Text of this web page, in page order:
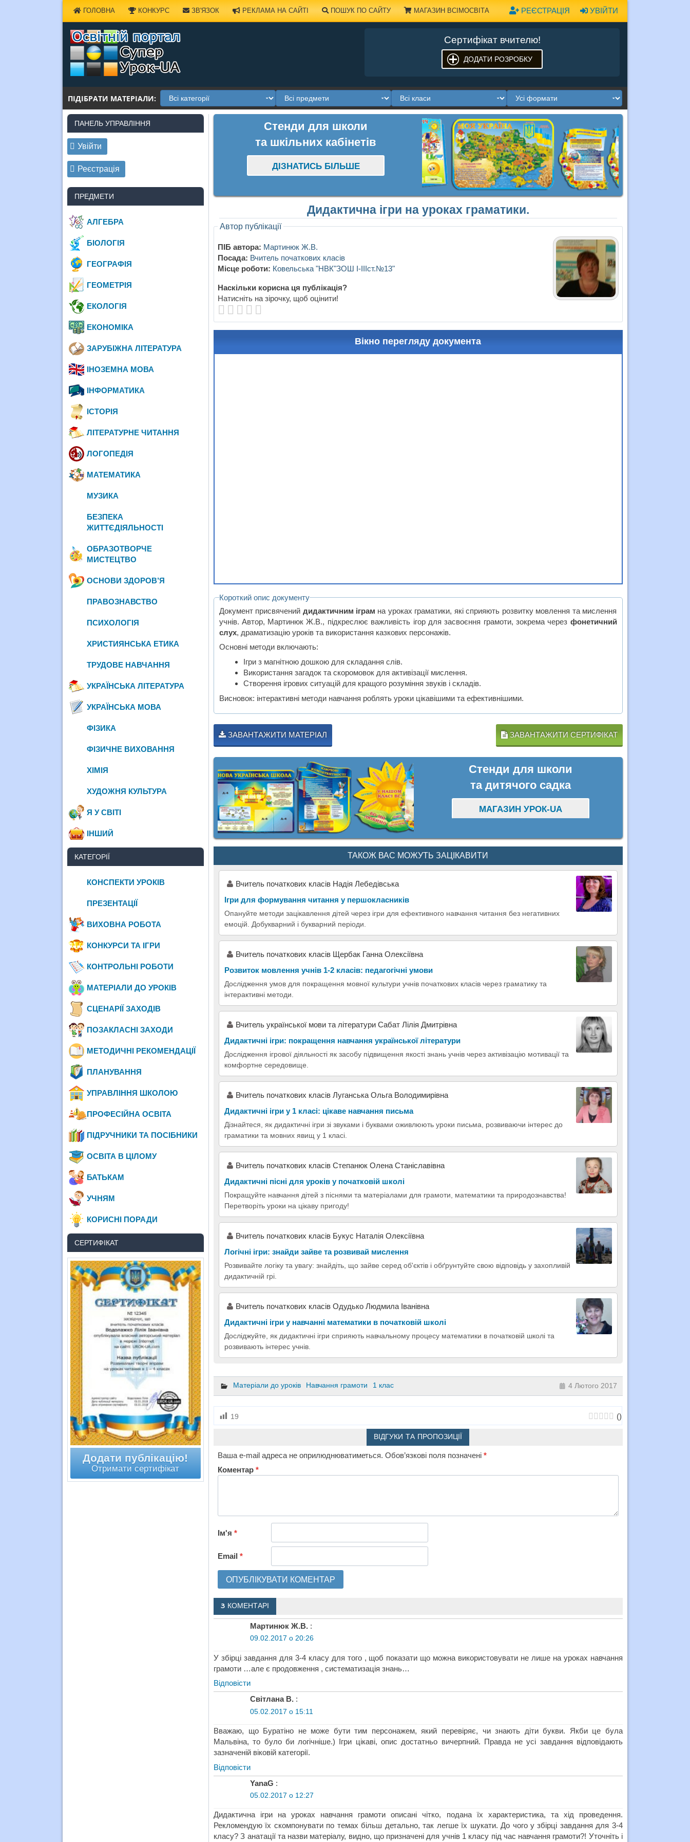
УВІЙТИ
РЕЄСТРАЦІЯ
ГОЛОВНА КОНКУРС ЗВ'ЯЗОК РЕКЛАМА НА САЙТІ ПОШУК ПО САЙТУ МАГАЗИН ВСІМОСВІТА
Сертифікат вчителю!
ДОДАТИ РОЗРОБКУ
ПІДІБРАТИ МАТЕРІАЛИ:
Стенди для школи
та шкільних кабінетів
ДІЗНАТИСЬ БІЛЬШЕ
Дидактична ігри на уроках граматики.
Автор публікації
ПІБ автора: Мартинюк Ж.В.
Посада: Вчитель початкових класів
Місце роботи: Ковельська "НВК"ЗОШ І-ІІІст.№13"
Наскільки корисна ця публікація?
Натисніть на зірочку, щоб оцінити!
Вікно перегляду документа
Короткий опис документу
Документ присвячений дидактичним іграм на уроках граматики, які сприяють розвитку мовлення та мислення
учнів. Автор, Мартинюк Ж.В., підкреслює важливість ігор для засвоєння грамоти, зокрема через фонетичний
слух, драматизацію уроків та використання казкових персонажів.
Основні методи включають:
Ігри з магнітною дошкою для складання слів.
Використання загадок та скоромовок для активізації мислення.
Створення ігрових ситуацій для кращого розуміння звуків і складів.
Висновок: інтерактивні методи навчання роблять уроки цікавішими та ефективнішими.
ЗАВАНТАЖИТИ МАТЕРІАЛ ЗАВАНТАЖИТИ СЕРТИФІКАТ
Стенди для школи
та дитячого садка
МАГАЗИН УРОК-UA
ТАКОЖ ВАС МОЖУТЬ ЗАЦІКАВИТИ
Вчитель початкових класів Надія Лебедівська
Ігри для формування читання у першокласників
Опануйте методи зацікавлення дітей через ігри для ефективного навчання читання без негативних
емоцій. Добукварний і букварний періоди.
Вчитель початкових класів Щербак Ганна Олексіївна
Розвиток мовлення учнів 1-2 класів: педагогічні умови
Дослідження умов для покращення мовної культури учнів початкових класів через граматику та
інтерактивні методи.
Вчитель української мови та літератури Сабат Лілія Дмитрівна
Дидактичні ігри: покращення навчання української літератури
Дослідження ігрової діяльності як засобу підвищення якості знань учнів через активізацію мотивації та
комфортне середовище.
Вчитель початкових класів Луганська Ольга Володимирівна
Дидактичні ігри у 1 класі: цікаве навчання письма
Дізнайтеся, як дидактичні ігри зі звуками і буквами оживлюють уроки письма, розвиваючи інтерес до
граматики та мовних явищ у 1 класі.
Вчитель початкових класів Степанюк Олена Станіславівна
Дидактичні пісні для уроків у початковій школі
Покращуйте навчання дітей з піснями та матеріалами для грамоти, математики та природознавства!
Перетворіть уроки на цікаву пригоду!
Вчитель початкових класів Букус Наталія Олексіївна
Логічні ігри: знайди зайве та розвивай мислення
Розвивайте логіку та увагу: знайдіть, що зайве серед об'єктів і обґрунтуйте свою відповідь у захопливій
дидактичній грі.
Вчитель початкових класів Одудько Людмила Іванівна
Дидактичні ігри у навчанні математики в початковій школі
Досліджуйте, як дидактичні ігри сприяють навчальному процесу математики в початковій школі та
розвивають інтерес учнів.
Матеріали до уроків Навчання грамоти 1 клас 4 Лютого 2017
19 ()
ВІДГУКИ ТА ПРОПОЗИЦІЇ
Ваша e-mail адреса не оприлюднюватиметься. Обов’язкові поля позначені *
Коментар *
Ім'я *
Email *
3 КОМЕНТАРІ
Мартинюк Ж.В. :
09.02.2017 о 20:26
У збірці завдання для 3-4 класу для того , щоб показати що можна використовувати не лише на уроках навчання
грамоти …але є продовження , систематизація знань…
Відповіcти
Світлана В. :
05.02.2017 о 15:11
Вважаю, що Буратіно не може бути тим персонажем, який перевіряє, чи знають діти букви. Якби це була
Мальвіна, то було би логічніше.) Ігри цікаві, опис достатньо вичерпний. Правда не усі завдання відповідають
зазначеній віковій категорії.
Відповіcти
YanaG :
05.02.2017 о 12:27
Дидактична ігри на уроках навчання грамоти описані чітко, подана їх характеристика, та хід проведення.
Рекломендую їх скомпонувати по темах більш детально, так легше їх шукати. До чого у збірці завдання для 3-4
класу? З анатації та назви матеріалу, видно, що призначені для учнів 1 класу під час навчання грамоти?! Уточніть і
ПАНЕЛЬ УПРАВЛІННЯ
Увійти
Реєстрація
ПРЕДМЕТИ
АЛГЕБРА
БІОЛОГІЯ
ГЕОГРАФІЯ
ГЕОМЕТРІЯ
ЕКОЛОГІЯ
ЕКОНОМІКА
ЗАРУБІЖНА ЛІТЕРАТУРА
ІНОЗЕМНА МОВА
ІНФОРМАТИКА
ІСТОРІЯ
ЛІТЕРАТУРНЕ ЧИТАННЯ
ЛОГОПЕДІЯ
МАТЕМАТИКА
МУЗИКА
БЕЗПЕКА
ЖИТТЄДІЯЛЬНОСТІ
ОБРАЗОТВОРЧЕ
МИСТЕЦТВО
ОСНОВИ ЗДОРОВ’Я
ПРАВОЗНАВСТВО
ПСИХОЛОГІЯ
ХРИСТИЯНСЬКА ЕТИКА
ТРУДОВЕ НАВЧАННЯ
УКРАЇНСЬКА ЛІТЕРАТУРА
УКРАЇНСЬКА МОВА
ФІЗИКА
ФІЗИЧНЕ ВИХОВАННЯ
ХІМІЯ
ХУДОЖНЯ КУЛЬТУРА
Я У СВІТІ
ІНШИЙ
КАТЕГОРІЇ
КОНСПЕКТИ УРОКІВ
ПРЕЗЕНТАЦІЇ
ВИХОВНА РОБОТА
КОНКУРСИ ТА ІГРИ
КОНТРОЛЬНІ РОБОТИ
МАТЕРІАЛИ ДО УРОКІВ
СЦЕНАРІЇ ЗАХОДІВ
ПОЗАКЛАСНІ ЗАХОДИ
МЕТОДИЧНІ РЕКОМЕНДАЦІЇ
ПЛАНУВАННЯ
УПРАВЛІННЯ ШКОЛОЮ
ПРОФЕСІЙНА ОСВІТА
ПІДРУЧНИКИ ТА ПОСІБНИКИ
ОСВІТА В ЦІЛОМУ
БАТЬКАМ
УЧНЯМ
КОРИСНІ ПОРАДИ
СЕРТИФІКАТ
Додати публікацію!
Отримати сертифікат